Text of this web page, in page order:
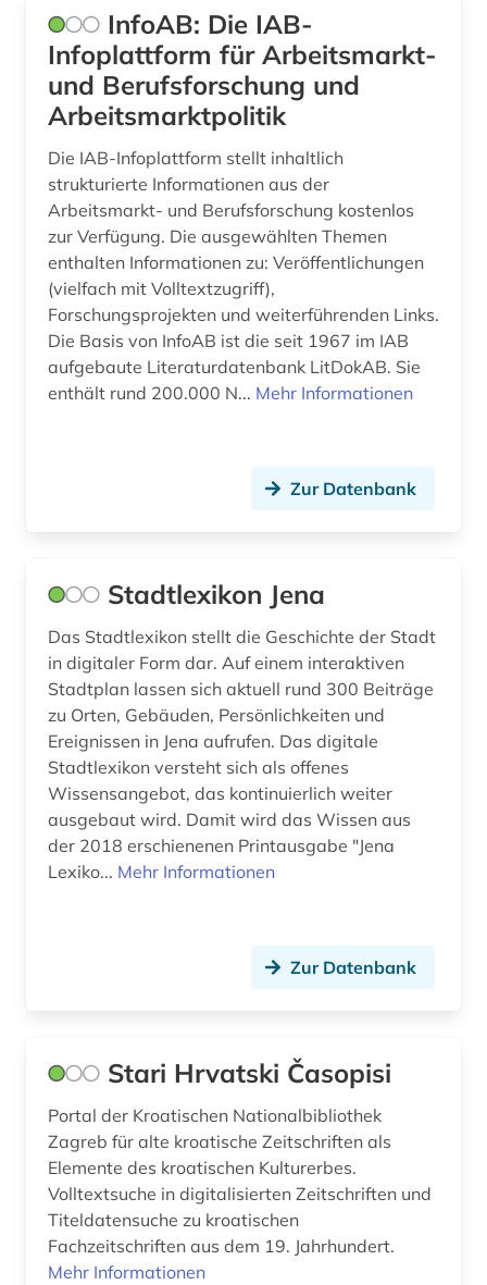
antike (3)
antiquariat (12)
anwaltspraxis (1)
anzeiger (1)
aphorismus (1)
arabisch (5)
arabische literatur (1)
arabische philosophie (1)
arabisches sprachgebiet (1)
arbeitslosigkeit (2)
arbeitsmarktpolitik (1)
architektur (1)
archiv (29)
archivalien (3)
archivierung (1)
arktis (1)
armenien (west) (1)
asch (1)
asien (2)
Deutschland (DDR) (10)
Estland (13)
Europa (36)
Finnland (15)
Frankreich (29)
GUS (3)
Griechenland (1)
Griechenland (Altertum) (1)
Großbritannien (12)
Irland (7)
Italien (18)
Japan (4)
Jugoslawien (4)
Kanada (10)
Korea (2)
Luxemburg (4)
Makedonien (3)
Mittelamerika (6)
Moldawien (3)
InfoAB: Die IAB-
Infoplattform für Arbeitsmarkt-
und Berufsforschung und
Arbeitsmarktpolitik
Die IAB-Infoplattform stellt inhaltlich
strukturierte Informationen aus der
Arbeitsmarkt- und Berufsforschung kostenlos
zur Verfügung. Die ausgewählten Themen
enthalten Informationen zu: Veröffentlichungen
(vielfach mit Volltextzugriff),
Forschungsprojekten und weiterführenden Links.
Die Basis von InfoAB ist die seit 1967 im IAB
aufgebaute Literaturdatenbank LitDokAB. Sie
enthält rund 200.000 N... Mehr Informationen
Zur Datenbank
Stadtlexikon Jena
Das Stadtlexikon stellt die Geschichte der Stadt
in digitaler Form dar. Auf einem interaktiven
Stadtplan lassen sich aktuell rund 300 Beiträge
zu Orten, Gebäuden, Persönlichkeiten und
Ereignissen in Jena aufrufen. Das digitale
Stadtlexikon versteht sich als offenes
Wissensangebot, das kontinuierlich weiter
ausgebaut wird. Damit wird das Wissen aus
der 2018 erschienenen Printausgabe "Jena
Lexiko... Mehr Informationen
Zur Datenbank
Stari Hrvatski Časopisi
Portal der Kroatischen Nationalbibliothek
Zagreb für alte kroatische Zeitschriften als
Elemente des kroatischen Kulturerbes.
Volltextsuche in digitalisierten Zeitschriften und
Titeldatensuche zu kroatischen
Fachzeitschriften aus dem 19. Jahrhundert.
Mehr Informationen